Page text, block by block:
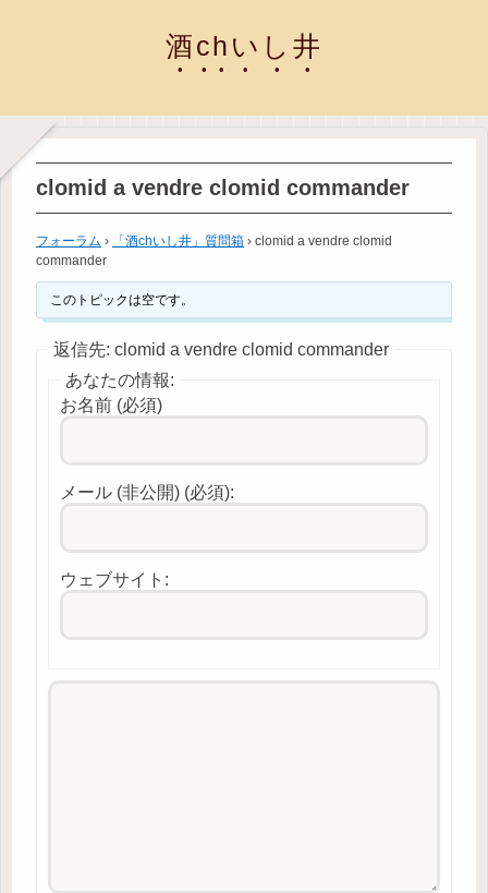
酒chいし井
clomid a vendre clomid commander
フォーラム › 「酒chいし井」質問箱 › clomid a vendre clomid
commander
このトピックは空です。
返信先: clomid a vendre clomid commander
あなたの情報:
お名前 (必須)
メール (非公開) (必須):
ウェブサイト: